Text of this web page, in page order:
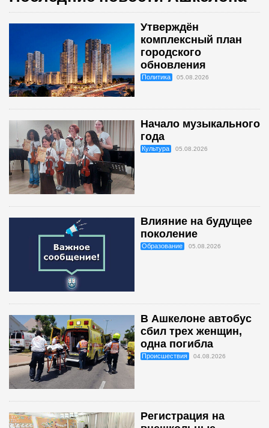
Утверждён
комплексный план
городского
обновления
Политика 05.08.2026
Начало музыкального
года
Культура 05.08.2026
Влияние на будущее
поколение
Образование 05.08.2026
В Ашкелоне автобус
сбил трех женщин,
одна погибла
Происшествия 04.08.2026
Регистрация на